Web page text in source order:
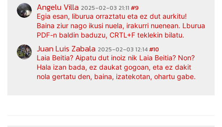
Angelu Villa 2025-02-03 21:11 #9
Egia esan, liburua orraztatu eta ez dut aurkitu!
Baina ziur nago ikusi nuela, irakurri nuenean. Lburua
PDF-n baldin baduzu, CRTL+F teklekin bilatu.
Juan Luis Zabala 2025-02-03 12:14#10
Laia Beitia? Aipatu dut inoiz nik Laia Beitia? Non?
Hala izan bada, ez daukat gogoan, eta ez dakit
nola gertatu den, baina, izatekotan, ohartu gabe.